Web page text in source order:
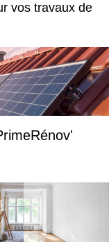
vos travaux de